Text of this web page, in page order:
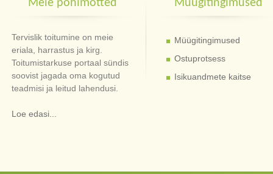
Meie põhimõtted
Tervislik toitumine on meie
eriala, harrastus ja kirg.
Toitumistarkuse portaal sündis
soovist jagada oma kogutud
teadmisi ja leitud lahendusi.
Loe edasi...
Müügitingimused
Müügitingimused
Ostuprotsess
Isikuandmete kaitse